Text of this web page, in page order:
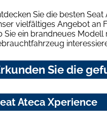
Sie die besten
vielfältiges Angebot an
Sie ein brandneues
Sie die
Ateca Xperience